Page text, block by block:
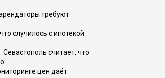
требуют
случилось с ипотекой
считает, что
цен даёт